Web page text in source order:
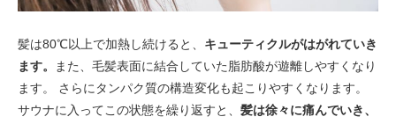
髪は80℃以上で加熱し続けると、 キューティクルがはがれていき
ます。
また、毛髪表面に結合していた脂肪酸が遊離しやすくなり
ます。 さらにタンパク質の構造変化も起こりやすくなります。
サウナに入ってこの状態を繰り返すと、 髪は徐々に痛んでいき、